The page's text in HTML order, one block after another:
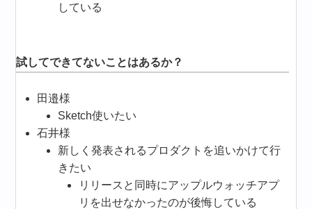
している
試してできてないことはあるか？
田邉様
Sketch使いたい
石井様
新しく発表されるプロダクトを追いかけて行
きたい
リリースと同時にアップルウォッチアプ
リを出せなかったのが後悔している